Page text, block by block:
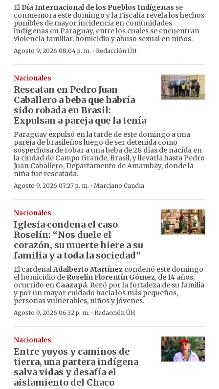
El Día Internacional de los Pueblos Indígenas se
conmemora este domingo y la Fiscalía revela los hechos
punibles de mayor incidencia en comunidades
indígenas en Paraguay, entre los cuales se encuentran
violencia familiar, homicidio y abuso sexual en niños.
Agosto 9, 2026 08:04 p. m. · Redacción ÚH
Nacionales
Rescatan en Pedro Juan
Caballero a beba que habría
sido robada en Brasil:
Expulsan a pareja que la tenía
Paraguay expulsó en la tarde de este domingo a una
pareja de brasileños luego de ser detenida como
sospechosa de robar a una beba de 28 días de nacida en
la ciudad de Campo Grande, Brasil, y llevarla hasta Pedro
Juan Caballero, Departamento de Amambay, donde la
niña fue rescatada.
Agosto 9, 2026 07:27 p. m. · Marciano Candia
Nacionales
Iglesia condena el caso
Roselín: “Nos duele el
corazón, su muerte hiere a su
familia y a toda la sociedad”
El cardenalAdalberto Martínez condenó este domingo
el homicidio de Roselín Florentín Gómez, de 14 años,
ocurrido en Caazapá. Rezó por la fortaleza de su familia
y por un mayor cuidado hacia los más pequeños,
personas vulnerables, niños y jóvenes.
Agosto 9, 2026 06:32 p. m. · Redacción ÚH
Nacionales
Entre yuyos y caminos de
tierra, una partera indígena
salva vidas y desafía el
aislamiento del Chaco